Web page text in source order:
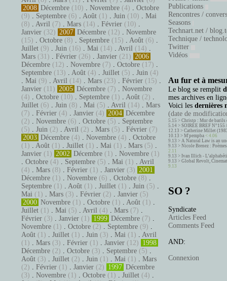
2008 Décembre (10) . Novembre (4) . Octobre
(9) . Septembre (6) . Août (1) . Juin (10) . Mai
(8) . Avril (7) . Mars (14) . Février (10) .
Janvier (32) 2007 Décembre (12) . Novembre
(15) . Octobre (8) . Septembre (15) . Août (6) .
Juillet (9) . Juin (16) . Mai (14) . Avril (14) .
Mars (31) . Février (26) . Janvier (21) 2006
Décembre (12) . Novembre (7) . Octobre (17) .
Septembre (13) . Août (4) . Juillet (5) . Juin (4)
. Mai (9) . Avril (14) . Mars (23) . Février (15) .
Janvier (11) 2005 Décembre (7) . Novembre
(4) . Octobre (10) . Septembre (1) . Août (2) .
Juillet (6) . Juin (8) . Mai (5) . Avril (14) . Mars
(7) . Février (4) . Janvier (4) 2004 Décembre
(2) . Novembre (6) . Octobre (5) . Septembre
(5) . Juin (2) . Avril (2) . Mars (5) . Février (7)
2003 Décembre (4) . Novembre (4) . Octobre
(1) . Août (1) . Juillet (1) . Mai (1) . Mars (5) .
Janvier (1) 2002 Décembre (1) . Novembre (1)
. Octobre (4) . Septembre (5) . Mai (1) . Avril
(4) . Mars (8) . Février (1) . Janvier (3) 2001
Décembre (1) . Novembre (6) . Octobre (8) .
Septembre (1) . Août (1) . Juillet (1) . Juin (5) .
Mai (1) . Mars (3) . Février (2) . Janvier (5)
2000 Novembre (1) . Octobre (1) . Août (1) .
Juillet (1) . Mai (5) . Avril (4) . Mars (7) .
Février (3) . Janvier (1) 1999 Décembre (7) .
Novembre (1) . Octobre (2) . Septembre (9) .
Août (1) . Juillet (1) . Juin (3) . Mai (1) . Avril
(1) . Mars (3) . Février (1) . Janvier (12) 1998
Décembre (2) . Octobre (3) . Septembre (5) .
Août (3) . Juillet (2) . Juin (1) . Mai (1) . Mars
(2) . Février (1) . Janvier (2) 1997 Décembre
(3) . Novembre (1) . Octobre (1) . Juillet (4) .
Publications
Rencontres /
Seasons
Technart.net /
Technique /
Twitter
Vidéos
Au fur et à
Le blog se remplit
mes archives en
Voici les dernières
(date de
5.15 > Christo : Mur de barils
5.14 > SOIRÉE BREF
12.13 > Catherine Millet
10.13 > M'pempba < 4.06
9.13 > A Natural Law is an
9.13 > Nicole Brenez :
2.11
9.13 > Ivan Illich -
9.13 > Global Revolt,
9.13
SO ?
Syndicate
Articles Feed
Comments Feed
AND:
Connexion